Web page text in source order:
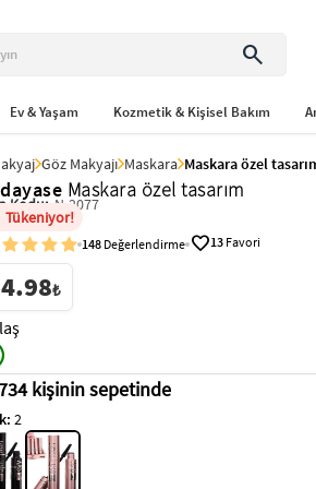
search
Ev & Yaşam Kozmetik & Kişisel Bakım
Göz Makyajı Maskara Maskara özel
Maskara özel tasarım
Kodu: N-2077
Tükeniyor!
148 Değerlendirme favorite13 Favori
₺
kişinin sepetinde
2